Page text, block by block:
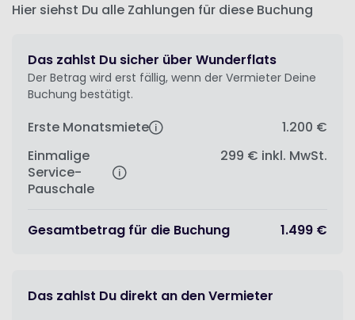
Hier siehst Du alle Zahlungen für diese Buchung
Das zahlst Du sicher über Wunderflats
Der Betrag wird erst fällig, wenn der Vermieter Deine
Buchung bestätigt.
Erste Monatsmiete
1.200 €
Einmalige
Service-
Pauschale
299 € inkl. MwSt.
Gesamtbetrag für die Buchung 1.499 €
Das zahlst Du direkt an den Vermieter